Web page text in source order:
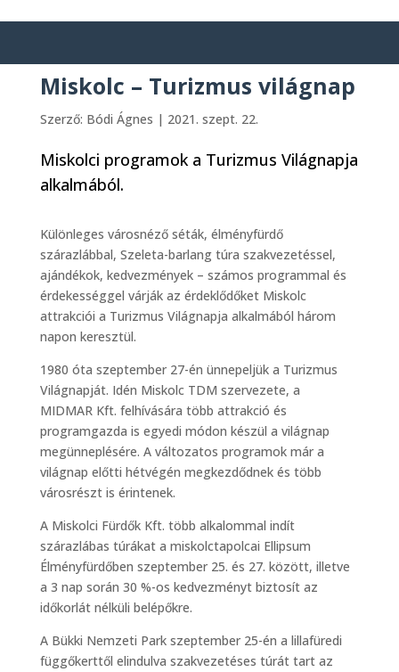
Miskolc – Turizmus világnap
Szerző: Bódi Ágnes | 2021. szept. 22.
Miskolci programok a Turizmus Világnapja
alkalmából.
Különleges városnéző séták, élményfürdő
szárazlábbal, Szeleta-barlang túra szakvezetéssel,
ajándékok, kedvezmények – számos programmal és
érdekességgel várják az érdeklődőket Miskolc
attrakciói a Turizmus Világnapja alkalmából három
napon keresztül.
1980 óta szeptember 27-én ünnepeljük a Turizmus
Világnapját. Idén Miskolc TDM szervezete, a
MIDMAR Kft. felhívására több attrakció és
programgazda is egyedi módon készül a világnap
megünneplésére. A változatos programok már a
világnap előtti hétvégén megkezdődnek és több
városrészt is érintenek.
A Miskolci Fürdők Kft. több alkalommal indít
szárazlábas túrákat a miskolctapolcai Ellipsum
Élményfürdőben szeptember 25. és 27. között, illetve
a 3 nap során 30 %-os kedvezményt biztosít az
időkorlát nélküli belépőkre.
A Bükki Nemzeti Park szeptember 25-én a lillafüredi
függőkerttől elindulva szakvezetéses túrát tart az